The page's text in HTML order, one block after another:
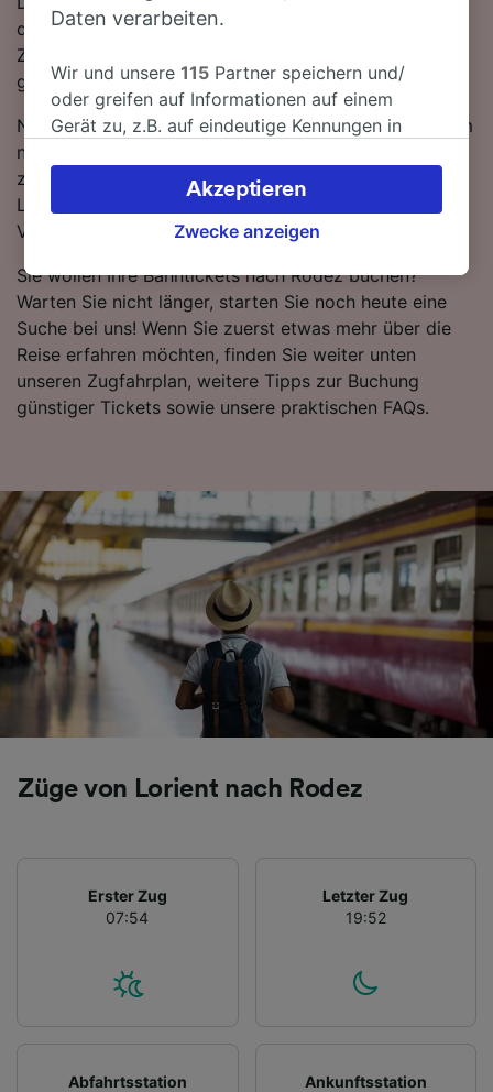
dieser Strecke und betreiben moderne, komfortable
Züge, um Ihre Reise so entspannt wie möglich zu
gestalten.
Nutzen Sie unseren Reiseplaner oben auf der Seite, um
nach günstigen Ticketpreisen zu suchen und wir
zeigen Ihnen, wie viel Sie beim Kauf von Tickets von
Lorient nach Rodez sparen können, wenn Sie im
Voraus buchen.
Sie wollen Ihre Bahntickets nach Rodez buchen?
Warten Sie nicht länger, starten Sie noch heute eine
Suche bei uns! Wenn Sie zuerst etwas mehr über die
Reise erfahren möchten, finden Sie weiter unten
unseren Zugfahrplan, weitere Tipps zur Buchung
günstiger Tickets sowie unsere praktischen FAQs.
Züge von Lorient nach Rodez
Erster Zug
07:54
Letzter Zug
19:52
Abfahrtsstation
Ankunftsstation
Daten verarbeiten.
Wir und unsere115 Partner speichern und/
oder greifen auf Informationen auf einem
Gerät zu, z.B. auf eindeutige Kennungen in
verarbeiten. Sie können Ihre Präferenzen
akzeptieren oder verwalten, einschließlich
Ihres Widerspruchsrechts bei berechtigtem
besuchen Sie jederzeit die Seite der
Datenschutzrichtlinie. Diese Präferenzen
werden unseren Partnern signalisiert und
haben keinen Einfluss auf Surfdaten. Ihre
Daten werden nicht für Tracking-Zwecke
verwendet, wenn Sie uns gebeten haben, Ihr
Wir und unsere Partner verarbeiten Daten, um
Folgendes bereitzustellen:
Verwendung genauer Standortdaten.
Endgeräteeigenschaften zur Identifikation
aktiv abfragen. Speichern von oder Zugriff auf
Informationen auf einem Endgerät.
Personalisierte Werbung und Inhalte, Messung
von Werbeleistung und der Performance von
Inhalten, Zielgruppenforschung sowie
Entwicklung und Verbesserung von
Angeboten.
Zwecke anzeigen
Akzeptieren